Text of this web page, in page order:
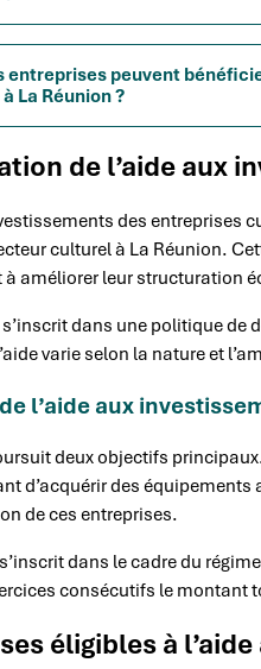
entreprises peuvent
La Réunion ?
de l’aide aux
des
culturel à La Réunion.
améliorer leur structuration
dans une politique de
varie selon la nature et
l’aide aux
deux objectifs
d’acquérir des
de ces entreprises.
dans le cadre du
consécutifs le montant
éligibles à